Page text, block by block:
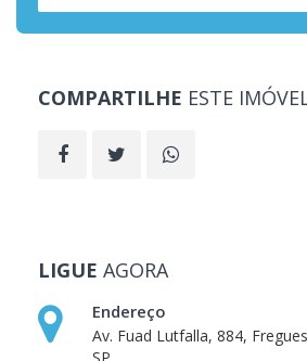
COMPARTILHE ESTE
LIGUE AGORA
Endereço
Av. Fuad Lutfalla, 884,